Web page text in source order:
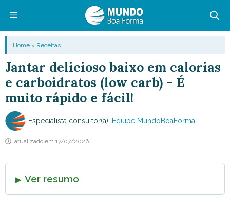
conteúdo
Menu
Home » Receitas
Jantar delicioso baixo em calorias
e carboidratos (low carb) – É
muito rápido e fácil!
Especialista consultor(a): Equipe MundoBoaForma
atualizado em 17/07/2026
Ver resumo